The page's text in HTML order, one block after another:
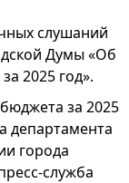
слушаний
Думы «Об
2025 год».
за 2025
департамента
города
служба